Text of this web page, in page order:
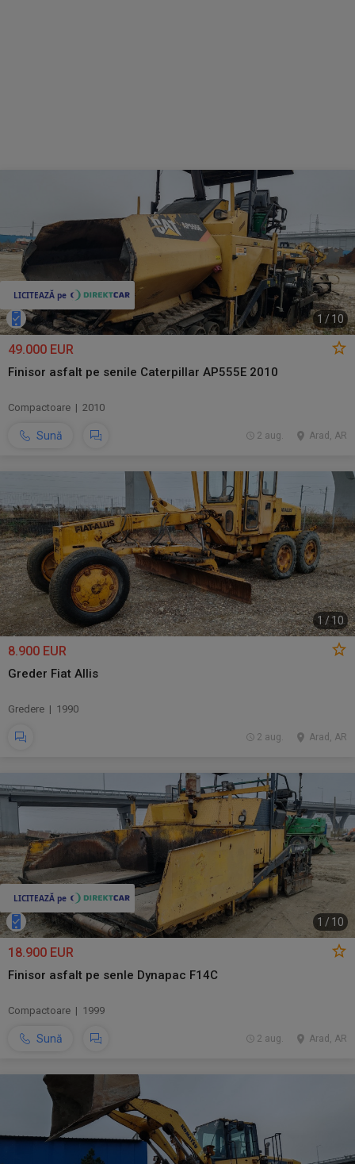
1 /10
49.000 EUR
Finisor asfalt pe senile Caterpillar AP555E 2010
Compactoare | 2010
Sună Arad, AR
2 aug.
1 /10
8.900 EUR
Greder Fiat Allis
Gredere | 1990
Arad, AR
2 aug.
1 / 10
18.900 EUR
Finisor asfalt pe senle Dynapac F14C
Compactoare | 1999
Sună Arad, AR
2 aug.